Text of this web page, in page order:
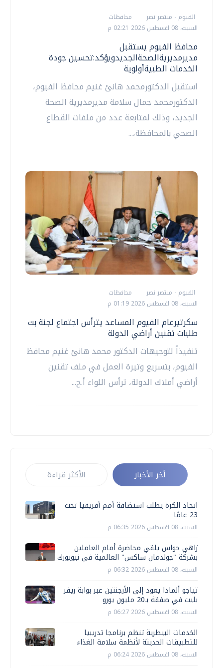
الفيوم - منتصر نصر
محافظات
السبت، 08 اغسطس 2026 02:21 م
محافظ الفيوم يستقبل
مديرمديريةالصحةالجديدويؤكد:تحسين جودة
الخدمات الطبيةأولوية
استقبل الدكتورمحمد هانئ غنيم محافظ الفيوم،
الدكتورمحمد جمال سلامة مديرمديرية الصحة
الجديد، وذلك لمتابعة عدد من ملفات القطاع
الصحي بالمحافظة،...
الفيوم - منتصر نصر
محافظات
السبت، 08 اغسطس 2026 01:19 م
سكرتيرعام الفيوم المساعد يترأس اجتماع لجنة بت
طلبات تقنين أراضي الدولة
تنفيذاً لتوجيهات الدكتور محمد هانئ غنيم محافظ
الفيوم، بتسريع وتيرة العمل في ملف تقنين
أراضي أملاك الدولة، ترأس اللواء أ.ح...
أخر الأخبار الأكثر قراءة
اتحاد الكرة يطلب استضافة أمم أفريقيا تحت
23 عامًا
السبت، 08 اغسطس 2026 06:35 م
زاهي حواس يلقي محاضرة أمام العاملين
بشركة "جولدمان ساكس" العالمية في نيويورك
السبت، 08 اغسطس 2026 06:32 م
تياجو ألمادا يعود إلى الأرجنتين عبر بوابة ريفر
بليت في صفقة بـ20 مليون يورو
السبت، 08 اغسطس 2026 06:27 م
الخدمات البيطرية تنظم برنامجا تدريبيا
للتطبيقات الحديثة لأنظمة سلامة الغذاء
السبت، 08 اغسطس 2026 06:24 م